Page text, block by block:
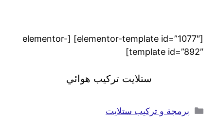
[elementor-template id=”1077″] [elementor-
template id=”892″]
ستلايت تركيب هوائي
برمجة و تركيب ستلايت